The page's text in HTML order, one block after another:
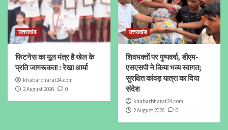
उत्तराखंड
फिटनेस का मूल मंत्र है खेल के
प्रति जागरूकता : रेखा आर्या
khabarbharat24.com
2 August 2026
0
उत्तराखंड
शिवभक्तों पर पुष्पवर्षा, डीएम-
एसएसपी ने किया भव्य स्वागत;
सुरक्षित कांवड़ यात्रा का दिया
संदेश
khabarbharat24.com
2 August 2026
0